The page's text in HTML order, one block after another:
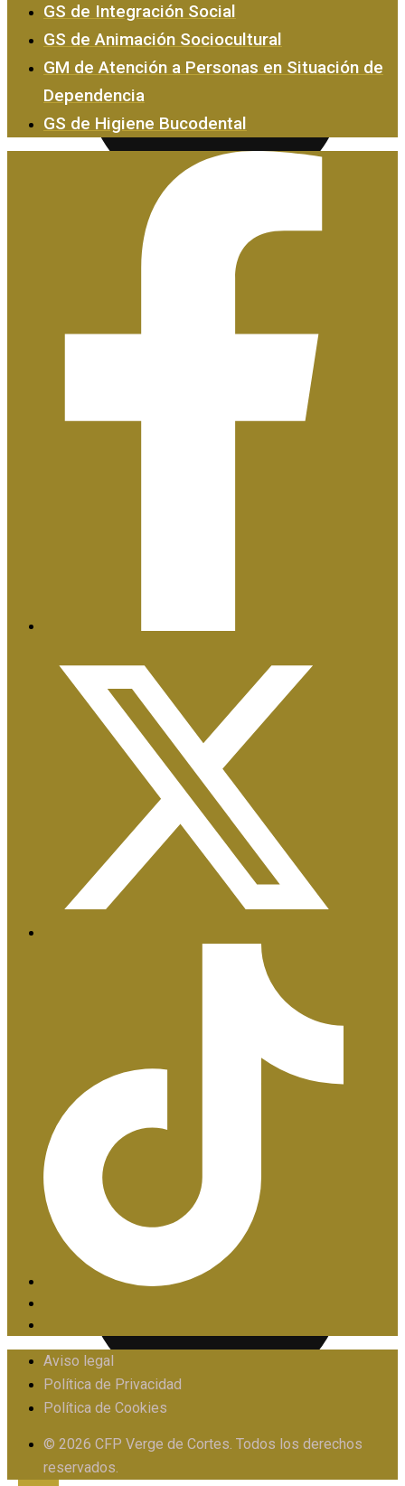
Certificados de Profesionalidad
Certificaciones ISO
X
GS de Integración Social
GS de Animación Sociocultural
GM de Atención a Personas en Situación de
Dependencia
GS de Higiene Bucodental
Aviso legal
Política de Privacidad
Política de Cookies
© 2026 CFP Verge de Cortes. Todos los derechos
reservados.